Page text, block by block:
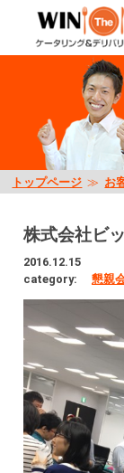
トップページ ≫ お
株式会社ビ
2016.12.15
category:
懇親